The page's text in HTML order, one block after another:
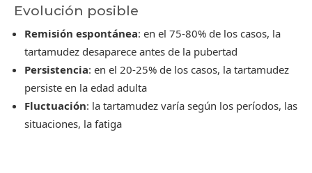
Evolución posible
Remisión espontánea: en el 75-80% de los casos, la
tartamudez desaparece antes de la pubertad
Persistencia: en el 20-25% de los casos, la tartamudez
persiste en la edad adulta
Fluctuación: la tartamudez varía según los períodos, las
situaciones, la fatiga